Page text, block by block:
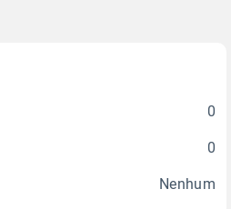
0
0
Nenhum